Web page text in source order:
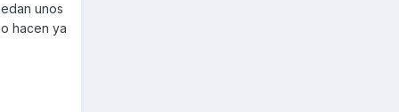
unos
hacen ya